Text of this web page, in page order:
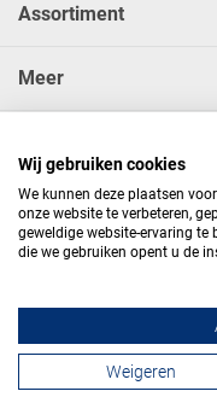
Assortiment
Meer
Algemene
Wij gebruiken cookies
We kunnen deze plaatsen
onze website te verbeteren,
geweldige website-ervaring te
die we gebruiken opent u de
Weigeren